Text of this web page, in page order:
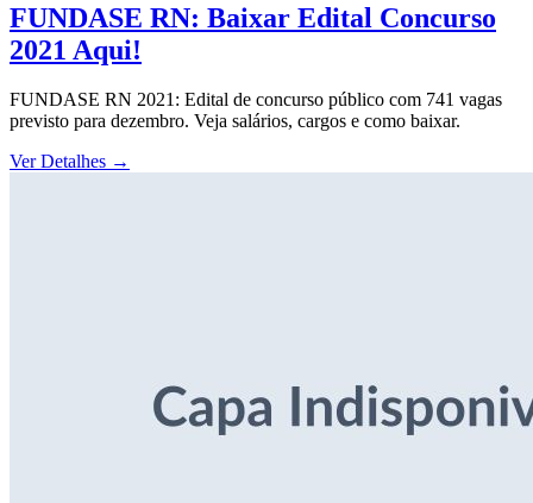
FUNDASE RN: Baixar Edital Concurso
2021 Aqui!
FUNDASE RN 2021: Edital de concurso público com 741 vagas
previsto para dezembro. Veja salários, cargos e como baixar.
Ver Detalhes →